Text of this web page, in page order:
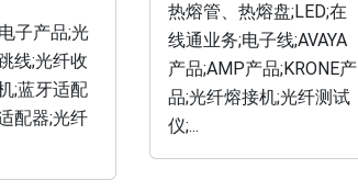
热熔管、热熔盘;LED;在
线通业务;电子线;AVAYA
产品;AMP产品;KRONE产
品;光纤熔接机;光纤测试
仪;...
子产品;光
线;光纤收
;蓝牙适配
配器;光纤